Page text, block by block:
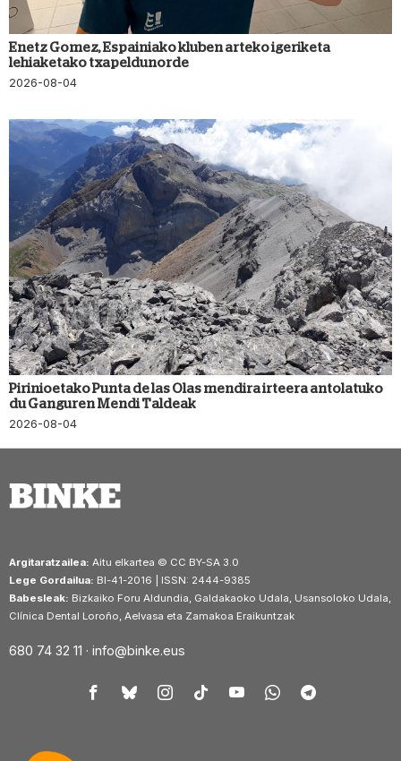
Enetz Gomez, Espainiako kluben arteko igeriketa
lehiaketako txapeldunorde
2026-08-04
Pirinioetako Punta de las Olas mendira irteera antolatuko
du Ganguren Mendi Taldeak
2026-08-04
Argitaratzailea: Aitu elkartea © CC BY-SA 3.0
Lege Gordailua: BI-41-2016 | ISSN: 2444-9385
Babesleak: Bizkaiko Foru Aldundia, Galdakaoko Udala, Usansoloko Udala,
Clínica Dental Loroño, Aelvasa eta Zamakoa Eraikuntzak
680 74 32 11 · info@binke.eus